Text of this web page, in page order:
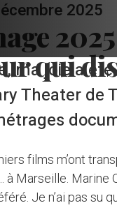
2025
qui
ma joie a
Theater de
films m’ont
à Marseille. Marine
Je n’ai pas